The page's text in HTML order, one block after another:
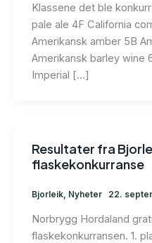
Klassene det ble
pale ale 4F California
Amerikansk amber 5B
Amerikansk barley wine
Imperial […]
Resultater fra
flaskekonkurranse
Bjorleik, Nyheter 22.
Norbrygg Hordaland
flaskekonkurransen. 1.